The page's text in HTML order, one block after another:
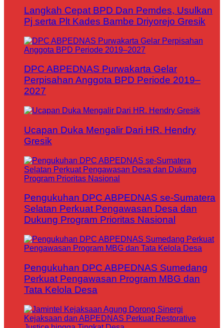
Langkah Cepat BPD Dan Pemdes, Usulkan
Pj serta Plt Kades Bambe Driyorejo Gresik
DPC ABPEDNAS Purwakarta Gelar
Perpisahan Anggota BPD Periode 2019–
2027
Ucapan Duka Mengalir Dari HR. Hendry
Gresik
Pengukuhan DPC ABPEDNAS se-Sumatera
Selatan Perkuat Pengawasan Desa dan
Dukung Program Prioritas Nasional
Pengukuhan DPC ABPEDNAS Sumedang
Perkuat Pengawasan Program MBG dan
Tata Kelola Desa